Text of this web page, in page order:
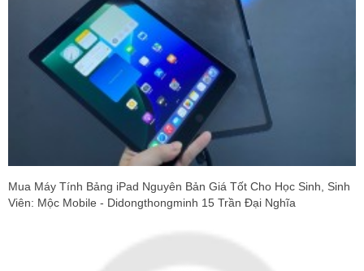
Mua Máy Tính Bảng iPad Nguyên Bản Giá Tốt Cho Học Sinh, Sinh
Viên: Mộc Mobile - Didongthongminh 15 Trần Đại Nghĩa